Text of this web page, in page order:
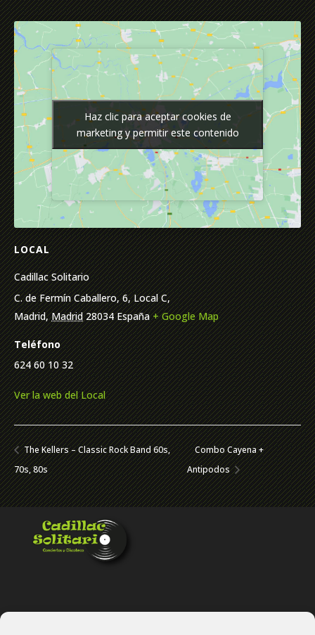
LOCAL
Cadillac Solitario
C. de Fermín Caballero, 6, Local C,
Madrid, Madrid 28034 España + Google Map
Teléfono
624 60 10 32
Ver la web del Local
Haz clic para aceptar cookies de
marketing y permitir este contenido
Haz clic para aceptar cookies de
marketing y permitir este contenido
The Kellers – Classic Rock Band 60s,
70s, 80s
Combo Cayena +
Antipodos